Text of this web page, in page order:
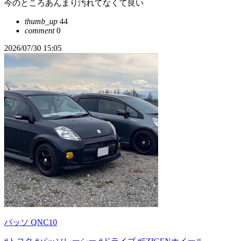
今のところあんまり汚れてなくて良い
thumb_up 44
comment0
2026/07/30 15:05
パッソ QNC10